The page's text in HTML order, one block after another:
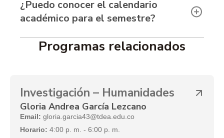
¿Puedo conocer el calendario
académico para el semestre?
Programas relacionados
Investigación – Humanidades
Gloria Andrea García Lezcano
Email: gloria.garcia43@tdea.edu.co
Horario: 4:00 p. m. - 6:00 p. m.